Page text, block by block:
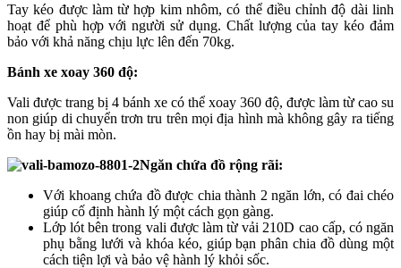
Tay kéo được làm từ hợp kim nhôm, có thể điều chỉnh độ dài linh
hoạt để phù hợp với người sử dụng. Chất lượng của tay kéo đảm
bảo với khả năng chịu lực lên đến 70kg.
Bánh xe xoay 360 độ:
Vali được trang bị 4 bánh xe có thể xoay 360 độ, được làm từ cao su
non giúp di chuyển trơn tru trên mọi địa hình mà không gây ra tiếng
ồn hay bị mài mòn.
Ngăn chứa đồ rộng rãi:
Với khoang chứa đồ được chia thành 2 ngăn lớn, có đai chéo
giúp cố định hành lý một cách gọn gàng.
Lớp lót bên trong vali được làm từ vải 210D cao cấp, có ngăn
phụ bằng lưới và khóa kéo, giúp bạn phân chia đồ dùng một
cách tiện lợi và bảo vệ hành lý khỏi sốc.